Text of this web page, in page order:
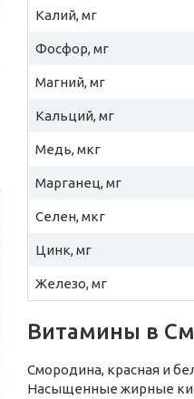
Калий, мг
Фосфор, мг
Магний, мг
Кальций, мг
Медь, мкг
Марганец, мг
Селен, мкг
Цинк, мг
Железо, мг
Витамины в
Смородина, красная и
Насыщенные жирные